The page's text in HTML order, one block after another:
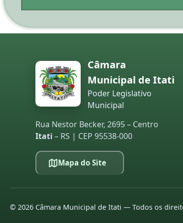
Câmara
Municipal de Itati
Poder Legislativo
Municipal
Rua Nestor Becker, 2695 – Centro
Itati – RS | CEP 95538-000
Mapa do Site
© 2026 Câmara Municipal de Itati — Todos os